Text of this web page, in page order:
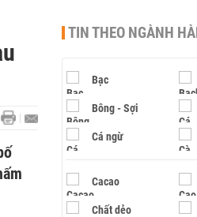
TIN THEO NGÀNH
Bạc
Bông - Sợi
Cá ngừ
Cacao
Chất dẻo